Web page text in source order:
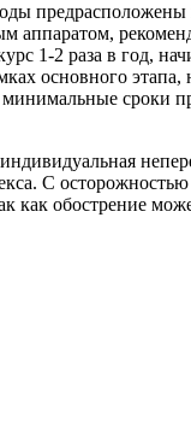
предрасположены
аппаратом,
1-2 раза в год,
основного
минимальные сроки
С
как обострение